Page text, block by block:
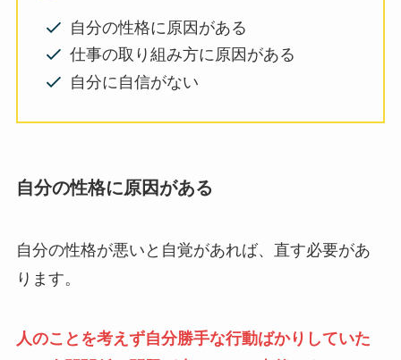
自分の性格に原因がある
仕事の取り組み方に原因がある
自分に自信がない
自分の性格に原因がある
自分の性格が悪いと自覚があれば、直す必要があ
ります。
人のことを考えず自分勝手な行動ばかりしていた